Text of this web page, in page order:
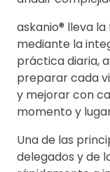
askanio® lleva
mediante la
práctica diaria,
preparar cada
y mejorar con
momento y
Una de las
delegados y de